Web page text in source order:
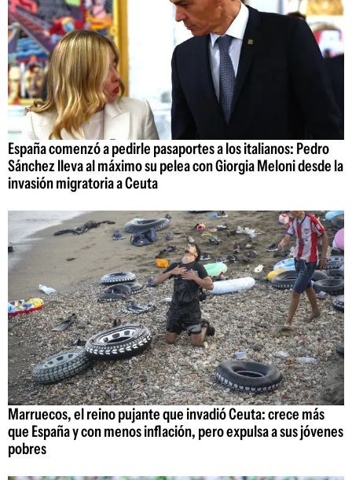
España comenzó a pedirle pasaportes a los italianos: Pedro
Sánchez lleva al máximo su pelea con Giorgia Meloni desde la
invasión migratoria a Ceuta
Marruecos, el reino pujante que invadió Ceuta: crece más
que España y con menos inflación, pero expulsa a sus jóvenes
pobres